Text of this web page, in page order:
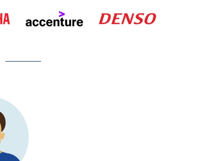
決断であったと言っても過言ではありません。 私たちは「
場」という領域で当社を凌ぎたいと考えていました。しか
果的な戦略の青写真を作成することに戸惑いました。
は、従うべき勝利戦略を構築することで、成功への道をナ
のに役立ちました。